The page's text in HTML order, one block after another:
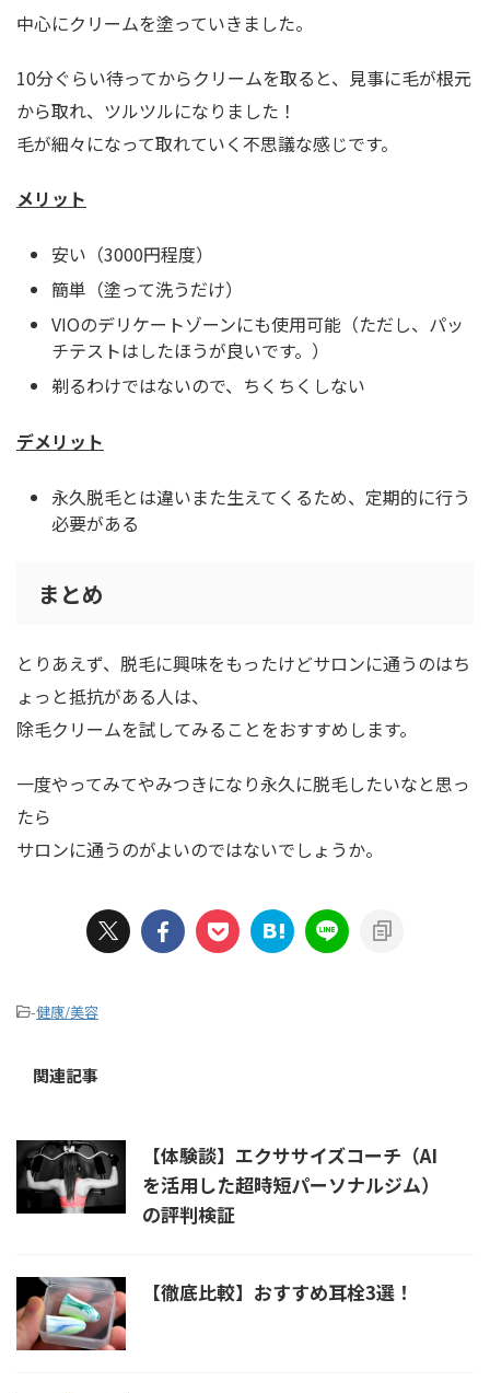
中心にクリームを塗っていきました。
10分ぐらい待ってからクリームを取ると、見事に毛が根元
から取れ、ツルツルになりました！
毛が細々になって取れていく不思議な感じです。
メリット
安い（3000円程度）
簡単（塗って洗うだけ）
VIOのデリケートゾーンにも使用可能（ただし、パッ
チテストはしたほうが良いです。）
剃るわけではないので、ちくちくしない
デメリット
永久脱毛とは違いまた生えてくるため、定期的に行う
必要がある
まとめ
とりあえず、脱毛に興味をもったけどサロンに通うのはち
ょっと抵抗がある人は、
除毛クリームを試してみることをおすすめします。
一度やってみてやみつきになり永久に脱毛したいなと思っ
たら
サロンに通うのがよいのではないでしょうか。
-健康/美容
関連記事
【体験談】エクササイズコーチ（AI
を活用した超時短パーソナルジム）
の評判検証
【徹底比較】おすすめ耳栓3選！